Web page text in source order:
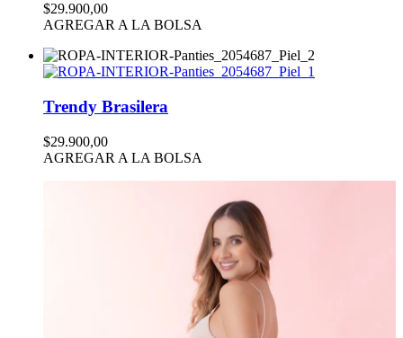
$29.900,00
AGREGAR A LA BOLSA
Trendy Brasilera
$29.900,00
AGREGAR A LA BOLSA